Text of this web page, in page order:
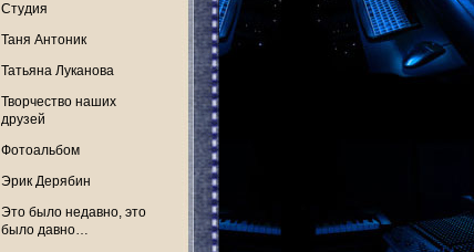
Студия
Таня Антоник
Татьяна Луканова
Творчество наших
друзей
Фотоальбом
Эрик Дерябин
Это было недавно, это
было давно…